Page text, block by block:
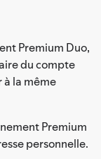
Premium Duo,
du compte
la même
Premium
personnelle.